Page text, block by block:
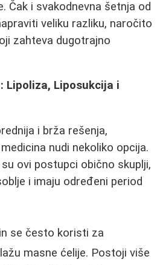
Čak i svakodnevna šetnja od
veliku razliku, naročito
zahteva dugotrajno
Lipoliza, Liposukcija i
i brža rešenja,
nudi nekoliko opcija.
ovi postupci obično skuplji,
i imaju određeni period
se često koristi za
masne ćelije. Postoji više